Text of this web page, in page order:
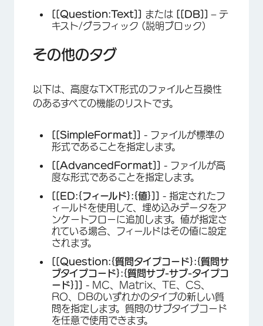
[[Question:Text]]
または [[DB]]– テ
キスト/グラフィック (説明ブロック)
その他のタグ
以下は、高度なTXT形式のファイルと互換性
のあるすべての機能のリストです。
[[SimpleFormat]]
- ファイルが標準の
形式であることを指定します。
[[AdvancedFormat]]
- ファイルが高
度な形式であることを指定します。
[[ED:{フィールド}:{値}]]
- 指定されたフ
ィールドを使用して、埋め込みデータをア
ンケートフローに追加します。値が指定さ
れている場合、フィールドはその値に設定
されます。
[[Question:{質問タイプコード}:{質問サ
ブタイプコード}:{質問サブ-サブ-タイプコ
ード}]]
- MC、Matrix、TE、CS、
RO、DBのいずれかのタイプの新しい質
問を指定します。質問のサブタイプコード
を任意で使用できます。